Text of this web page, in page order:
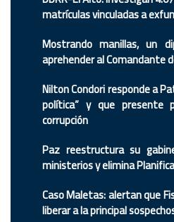
matrículas vinculadas a
Mostrando manillas, un
aprehender al Comandante
Nilton Condori responde a
política” y que presente
corrupción
Paz reestructura su
ministerios y elimina
Caso Maletas: alertan que
liberar a la principal